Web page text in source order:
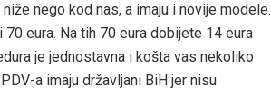
nego kod nas, a imaju i novije modele.
eura. Na tih 70 eura dobijete 14 eura
je jednostavna i košta vas nekoliko
a imaju državljani BiH jer nisu